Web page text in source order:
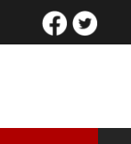
facebook